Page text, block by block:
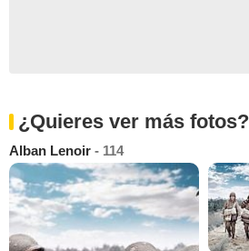
¿Quieres ver más fotos?
Alban Lenoir - 114